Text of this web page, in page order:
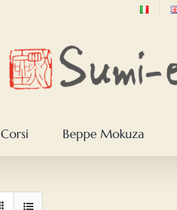
Corsi Beppe Mokuza